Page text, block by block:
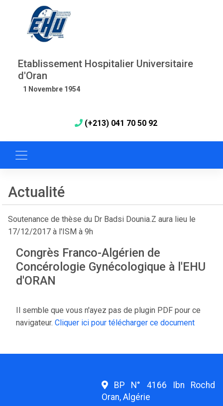
Etablissement Hospitalier Universitaire
d'Oran
1 Novembre 1954
(+213) 041 70 50 92
Actualité
Soutenance de thèse du Dr Badsi Dounia.Z aura lieu le
17/12/2017 à l'ISM à 9h
Congrès Franco-Algérien de
Concérologie Gynécologique à l'EHU
d'ORAN
Il semble que vous n'ayez pas de plugin PDF pour ce
navigateur. Cliquer ici pour télécharger ce document
BP N° 4166 Ibn Rochd
Oran, Algérie